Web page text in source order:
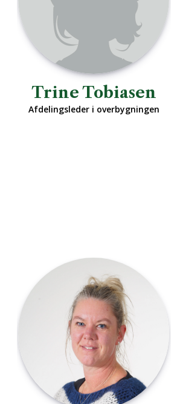
Trine Tobiasen
Afdelingsleder i overbygningen